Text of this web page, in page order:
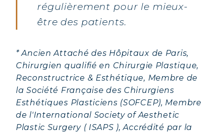
régulièrement pour le mieux-
être des patients.
* Ancien Attaché des Hôpitaux de Paris,
Chirurgien qualifié en Chirurgie Plastique,
Reconstructrice & Esthétique, Membre de
la Société Française des Chirurgiens
Esthétiques Plasticiens (SOFCEP), Membre
de l'International Society of Aesthetic
Plastic Surgery ( ISAPS ), Accrédité par la